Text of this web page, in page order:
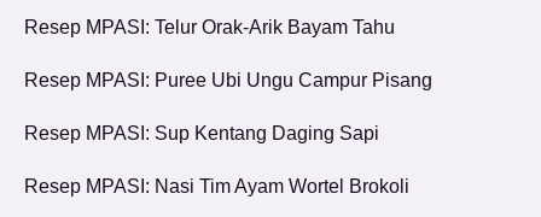
Resep MPASI: Telur Orak-Arik Bayam Tahu
Resep MPASI: Puree Ubi Ungu Campur Pisang
Resep MPASI: Sup Kentang Daging Sapi
Resep MPASI: Nasi Tim Ayam Wortel Brokoli